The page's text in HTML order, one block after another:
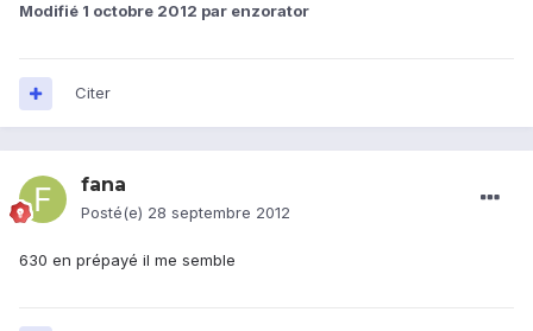
Modifié 1 octobre 2012 par enzorator
Citer
fana
Posté(e) 28 septembre 2012
630 en prépayé il me semble